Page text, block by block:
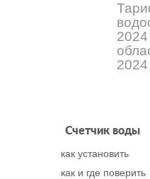
2024
Счетчик воды
как установить
как и где поверить